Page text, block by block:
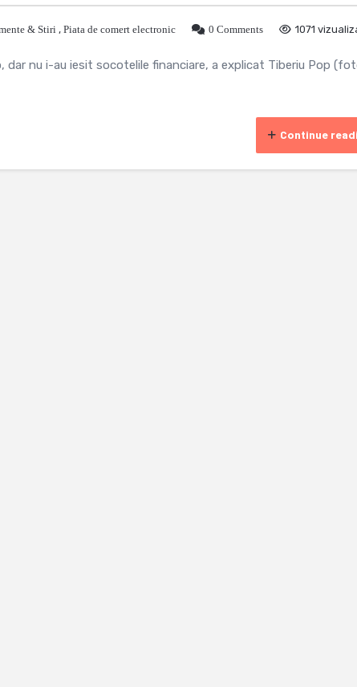
& Stiri, Piata de comert electronic 0 Comments 1071
dar nu i-au iesit socotelile financiare, a explicat Tiberiu Pop
Continue